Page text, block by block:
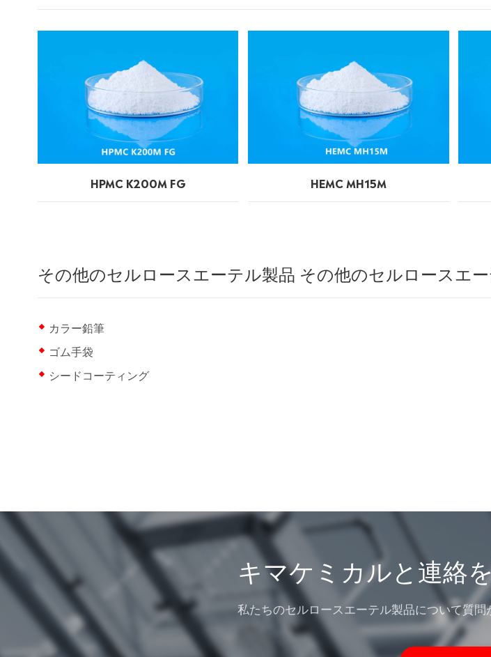
HPMC K200M FG HEMC MH15M
その他のセルロースエーテル製品 その他のセルロースエ
カラー鉛筆
ゴム手袋
シードコーティング
キマケミカルと連絡
私たちのセルロースエーテル製品について質問